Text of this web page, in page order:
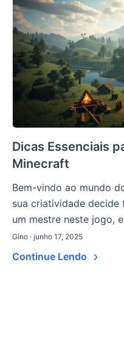
Dicas Essenciais
Minecraft
Bem-vindo ao mundo
sua criatividade decide
um mestre neste jogo,
Gino · junho 17, 2025
Continue Lendo